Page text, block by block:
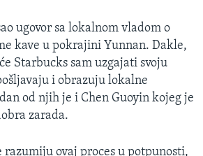
ugovor sa lokalnom vladom o
kave u pokrajini Yunnan. Dakle,
Starbucks sam uzgajati svoju
i obrazuju lokalne
od njih je i Chen Guoyin kojeg je
zarada.
razumiju ovaj proces u potpunosti,